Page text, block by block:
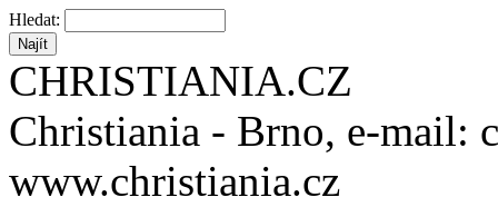
Hledat:
CHRISTIANIA.CZ
Christiania - Brno, e-mail:
www.christiania.cz